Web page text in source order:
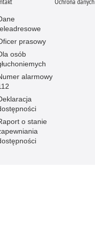
prasowy
osób
alarmowy
o stanie